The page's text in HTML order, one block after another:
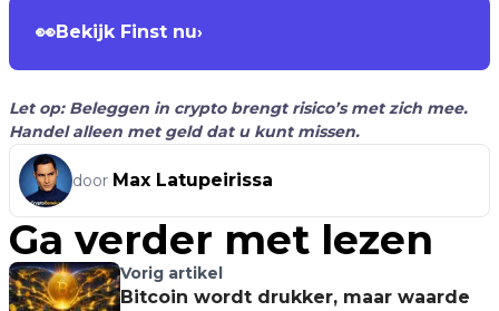
👀Bekijk Finst nu›
Let op: Beleggen in crypto brengt risico’s met zich mee.
Handel alleen met geld dat u kunt missen.
door Max Latupeirissa
Ga verder met lezen
Vorig artikel
Bitcoin wordt drukker, maar waarde